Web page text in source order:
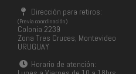
Dirección para retiros:
(Previa coordinación)
Colonia 2239
Zona Tres Cruces, Montevideo
URUGUAY
Horario de atención: